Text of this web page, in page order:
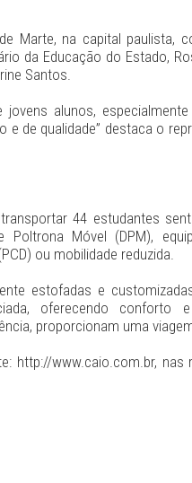
Marte, na capital paulista,
da Educação do Estado,
Santos.
alunos,
de qualidade” destaca o
44 estudantes
Móvel (DPM),
ou mobilidade reduzida.
estofadas e
oferecendo conforto e
proporcionam uma
http://www.caio.com.br, nas